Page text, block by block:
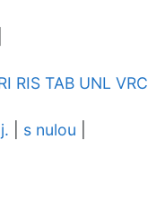
RIS TAB UNL VRC
s nulou